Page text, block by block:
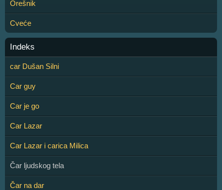
Orešnik
Cveće
Indeks
car Dušan Silni
Car guy
Car je go
Car Lazar
Car Lazar i carica Milica
Čar ljudskog tela
Čar na dar